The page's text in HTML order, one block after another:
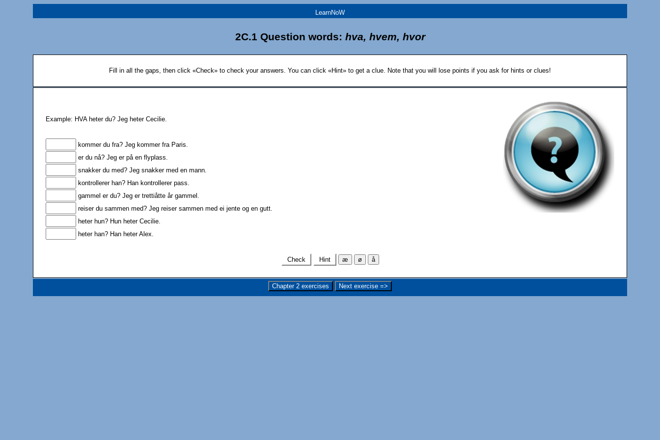
LearnNoW
2C.1 Question words: hva, hvem, hvor
Fill in all the gaps, then click «Check» to check your answers. You can click «Hint» to get a clue. Note that you will lose points if you ask for hints or clues!
Example: HVA heter du? Jeg heter Cecilie.
kommer du fra? Jeg kommer fra Paris.
er du nå? Jeg er på en flyplass.
snakker du med? Jeg snakker med en mann.
kontrollerer han? Han kontrollerer pass.
gammel er du? Jeg er trettiåtte år gammel.
reiser du sammen med? Jeg reiser sammen med ei jente og en gutt.
heter hun? Hun heter Cecilie.
heter han? Han heter Alex.
Check Hint æ ø å
Chapter 2 exercises Next exercise =>